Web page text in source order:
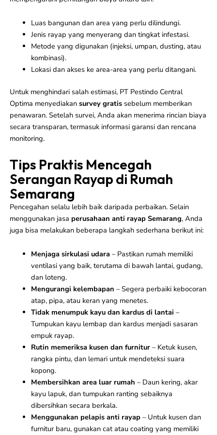
Luas bangunan dan area yang perlu dilindungi.
Jenis rayap yang menyerang dan tingkat infestasi.
Metode yang digunakan (injeksi, umpan, dusting, atau
kombinasi).
Lokasi dan akses ke area-area yang perlu ditangani.
Untuk menghindari salah estimasi, PT Pestindo Central
Optima menyediakan survey gratis sebelum memberikan
penawaran. Setelah survei, Anda akan menerima rincian biaya
secara transparan, termasuk informasi garansi dan rencana
monitoring.
Tips Praktis Mencegah
Serangan Rayap di Rumah
Semarang
Pencegahan selalu lebih baik daripada perbaikan. Selain
menggunakan jasa perusahaan anti rayap Semarang, Anda
juga bisa melakukan beberapa langkah sederhana berikut ini:
Menjaga sirkulasi udara – Pastikan rumah memiliki
ventilasi yang baik, terutama di bawah lantai, gudang,
dan loteng.
Mengurangi kelembapan – Segera perbaiki kebocoran
atap, pipa, atau keran yang menetes.
Tidak menumpuk kayu dan kardus di lantai –
Tumpukan kayu lembap dan kardus menjadi sasaran
empuk rayap.
Rutin memeriksa kusen dan furnitur– Ketuk kusen,
rangka pintu, dan lemari untuk mendeteksi suara
kopong.
Membersihkan area luar rumah – Daun kering, akar
kayu lapuk, dan tumpukan ranting sebaiknya
dibersihkan secara berkala.
Menggunakan pelapis anti rayap– Untuk kusen dan
furnitur baru, gunakan cat atau coating yang memiliki